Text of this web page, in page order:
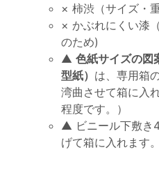
× 柿渋（サイズ・
× かぶれにくい漆
のため)
▲ 色紙サイズの図
型紙） は、専用箱
湾曲させて箱に入
程度です。）
▲ ビニール下敷き
げて箱に入れます。